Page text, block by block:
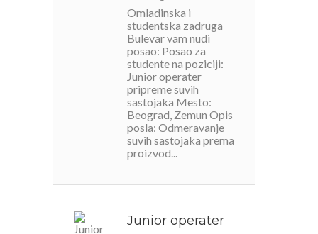
Omladinska i
studentska zadruga
Bulevar vam nudi
posao: Posao za
studente na poziciji:
Junior operater
pripreme suvih
sastojaka Mesto:
Beograd, Zemun Opis
posla: Odmeravanje
suvih sastojaka prema
proizvod...
Junior operater